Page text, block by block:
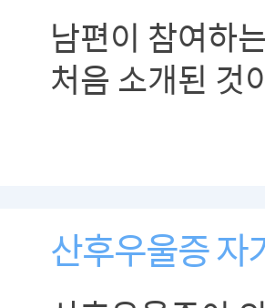
남편이 참여하
처음 소개된 것
산후우울증 자